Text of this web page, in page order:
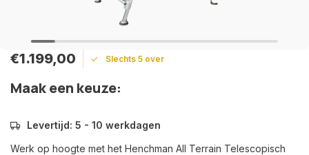
€1.199,00 Slechts 5 over
Maak een keuze:
Levertijd: 5 - 10 werkdagen
Werk op hoogte met het Henchman All Terrain Telescopisch